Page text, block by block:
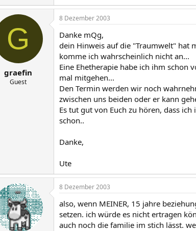
G
graefin
Guest
8 Dezember 2003
Danke mQg,
dein Hinweis auf die "Traumwelt" hat
komme ich wahrscheinlich nicht an...
Eine Ehetherapie habe ich ihm schon
mal mitgehen...
Den Termin werden wir noch
zwischen uns beiden oder er kann
Es tut gut von Euch zu hören, dass
schon..
Danke,
Ute
8 Dezember 2003
also, wenn MEINER, 15 jahre
setzen. ich würde es nicht ertragen
auch noch die familie im stich lässt.